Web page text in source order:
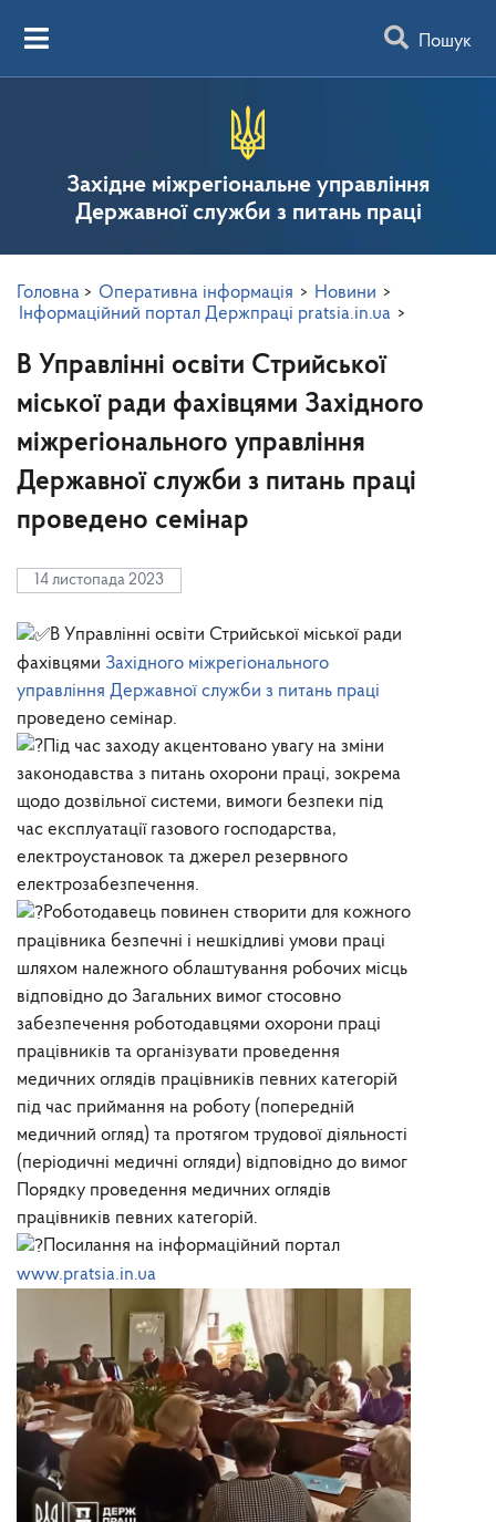
Пошук
Західне міжрегіональне управління
Державної служби з питань праці
Головна > Оперативна інформація > Новини >
Інформаційний портал Держпраці pratsia.in.ua >
В Управлінні освіти Стрийської
міської ради фахівцями Західного
міжрегіонального управління
Державної служби з питань праці
проведено семінар
14 листопада 2023
В Управлінні освіти Стрийської міської ради
фахівцями Західного міжрегіонального
управління Державної служби з питань праці
проведено семінар.
Під час заходу акцентовано увагу на зміни
законодавства з питань охорони праці, зокрема
щодо дозвільної системи, вимоги безпеки під
час експлуатації газового господарства,
електроустановок та джерел резервного
електрозабезпечення.
Роботодавець повинен створити для кожного
працівника безпечні і нешкідливі умови праці
шляхом належного облаштування робочих місць
відповідно до Загальних вимог стосовно
забезпечення роботодавцями охорони праці
працівників та організувати проведення
медичних оглядів працівників певних категорій
під час приймання на роботу (попередній
медичний огляд) та протягом трудової діяльності
(періодичні медичні огляди) відповідно до вимог
Порядку проведення медичних оглядів
працівників певних категорій.
Посилання на інформаційний портал
www.pratsia.in.ua